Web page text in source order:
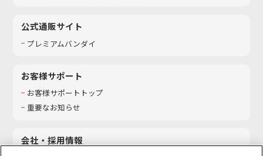
公式通販サイト
プレミアムバンダイ
お客様サポート
お客様サポートトップ
重要なお知らせ
会社・採用情報